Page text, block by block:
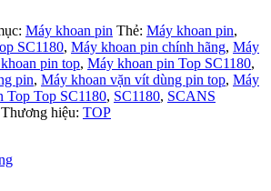
Máy khoan pin Thẻ: Máy khoan pin,
SC1180, Máy khoan pin chính hãng, Máy
pin top, Máy khoan pin Top SC1180,
pin, Máy khoan vặn vít dùng pin top, Máy
Top Top SC1180, SC1180, SCANS
Thương hiệu: TOP